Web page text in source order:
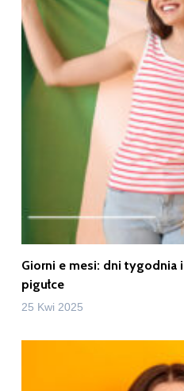
Giorni e mesi: dni tygodnia
pigułce
25 Kwi 2025